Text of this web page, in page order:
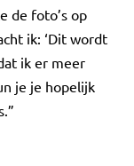
de foto’s op
ik: ‘Dit wordt
ik er meer
je je hopelijk